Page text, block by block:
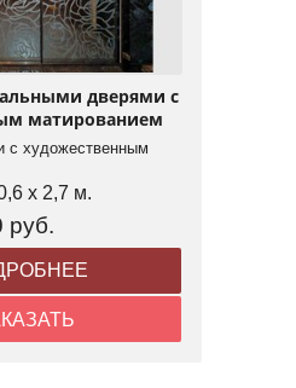
дверями с
матированием
с художественным
x 2,7 м.
руб.